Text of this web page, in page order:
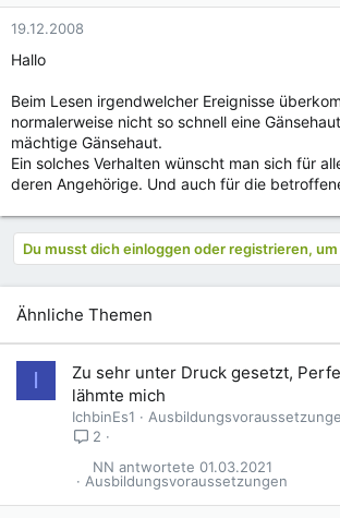
19.12.2008
Hallo
Beim Lesen irgendwelcher Ereignisse
normalerweise nicht so schnell eine
mächtige Gänsehaut.
Ein solches Verhalten wünscht man sich für
deren Angehörige. Und auch für die
Du musst dich einloggen oder registrieren,
Ähnliche Themen
I
Zu sehr unter Druck gesetzt,
lähmte mich
IchbinEs1
2
Ausbildungsvoraussetzungen
01.03.2021
NN